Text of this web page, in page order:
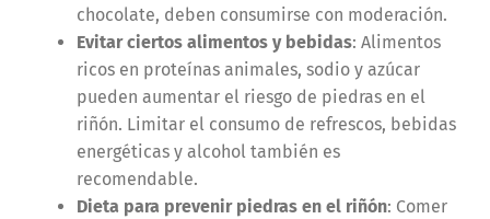
chocolate, deben consumirse con moderación.
Evitar ciertos alimentos y bebidas: Alimentos
ricos en proteínas animales, sodio y azúcar
pueden aumentar el riesgo de piedras en el
riñón. Limitar el consumo de refrescos, bebidas
energéticas y alcohol también es
recomendable.
Dieta para prevenir piedras en el riñón: Comer